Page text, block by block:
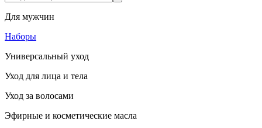
Для мужчин
Наборы
Универсальный уход
Уход для лица и тела
Уход за волосами
Эфирные и косметические масла